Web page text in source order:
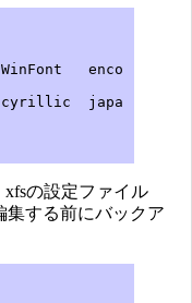
enco
japa
の設定ファイル
集する前にバックア